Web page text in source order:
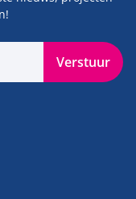
Verstuur